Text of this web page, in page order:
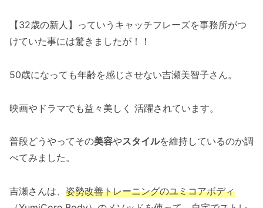
【32歳の新人】っていうキャッチフレーズを事務所がつ
けていた事には驚きましたが！！
50歳になっても年齢を感じさせない吉瀬美智子さん。
映画やドラマでも益々美しく 活躍されています。
普段どうやってその美容やスタイルを維持しているのか調
べてみました。
吉瀬さんは、 姿勢改善トレーニングのユミコアボディ